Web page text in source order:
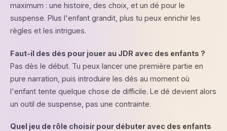
maximum : une histoire, des choix, et un dé pour le
suspense. Plus l'enfant grandit, plus tu peux enrichir les
règles et les intrigues.
Faut-il des dés pour jouer au JDR avec des enfants ?
Pas dès le début. Tu peux lancer une première partie en
pure narration, puis introduire les dés au moment où
l'enfant tente quelque chose de difficile. Le dé devient alors
un outil de suspense, pas une contrainte.
Quel jeu de rôle choisir pour débuter avec des enfants